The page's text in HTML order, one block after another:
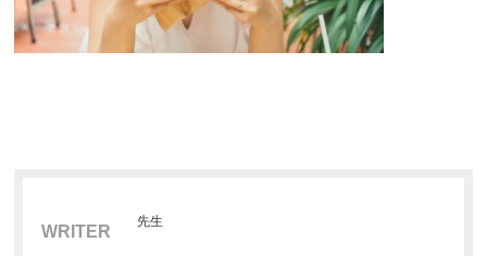
WRITER
先生